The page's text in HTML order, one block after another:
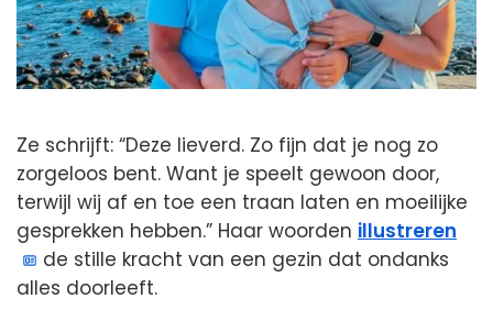
Ze schrijft: “Deze lieverd. Zo fijn dat je nog zo
zorgeloos bent. Want je speelt gewoon door,
terwijl wij af en toe een traan laten en moeilijke
gesprekken hebben.” Haar woorden illustreren
de stille kracht van een gezin dat ondanks
alles doorleeft.